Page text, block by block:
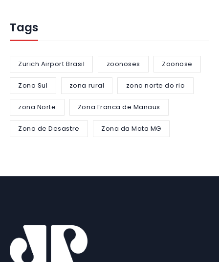
Tags
Zurich Airport Brasil zoonoses Zoonose
Zona Sul zona rural zona norte do rio
zona Norte Zona Franca de Manaus
Zona de Desastre Zona da Mata MG